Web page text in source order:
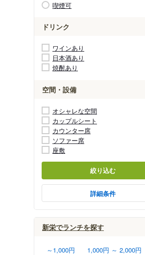
喫煙可
ドリンク
ワインあり
日本酒あり
焼酎あり
空間・設備
オシャレな空間
カップルシート
カウンター席
ソファー席
座敷
絞り込む
詳細条件
新栄でランチを探す
～1,000円
1,000円 ～ 2,000円